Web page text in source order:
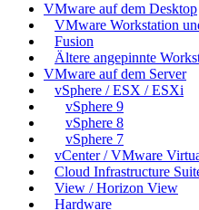
VMware auf dem Desktop
VMware Workstation
Fusion
Ältere angepinnte
VMware auf dem Server
vSphere / ESX / ESXi
vSphere 9
vSphere 8
vSphere 7
vCenter / VMware
Cloud Infrastructure
View / Horizon View
Hardware